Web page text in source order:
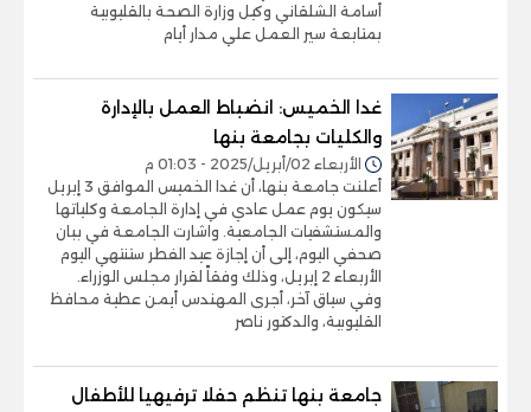
أسامة الشلقاني وكيل وزارة الصحة بالقليوبية
بمتابعة سير العمل علي مدار أيام
غدا الخميس: انضباط العمل بالإدارة
والكليات بجامعة بنها
الأربعاء 02/أبريل/2025 - 01:03 م
أعلنت جامعة بنها، أن غدا الخميس الموافق 3 إبريل
سيكون يوم عمل عادي في إدارة الجامعة وكلياتها
والمستشفيات الجامعية. واشارت الجامعة في ببان
صحفي اليوم، إلى أن إجازة عيد الفطر ستنتهي اليوم
الأربعاء 2 إبريل، وذلك وفقاً لقرار مجلس الوزراء.
وفي سياق آخر، أجرى المهندس أيمن عطية محافظ
القليوبية، والدكتور ناصر
جامعة بنها تنظم حفلا ترفيهيا للأطفال